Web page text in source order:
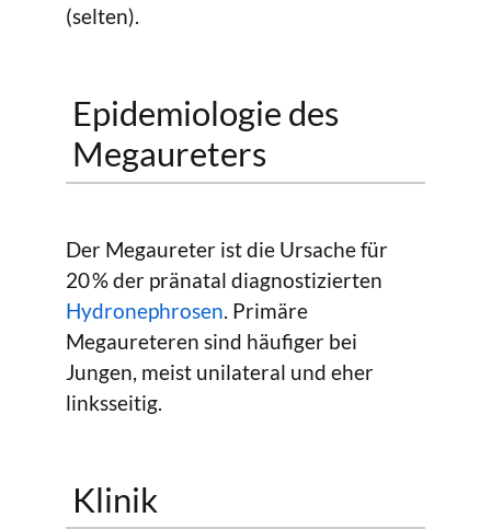
(selten).
Epidemiologie des
Megaureters
Der Megaureter ist die Ursache für
20 % der pränatal diagnostizierten
Hydronephrosen. Primäre
Megaureteren sind häufiger bei
Jungen, meist unilateral und eher
linksseitig.
Klinik